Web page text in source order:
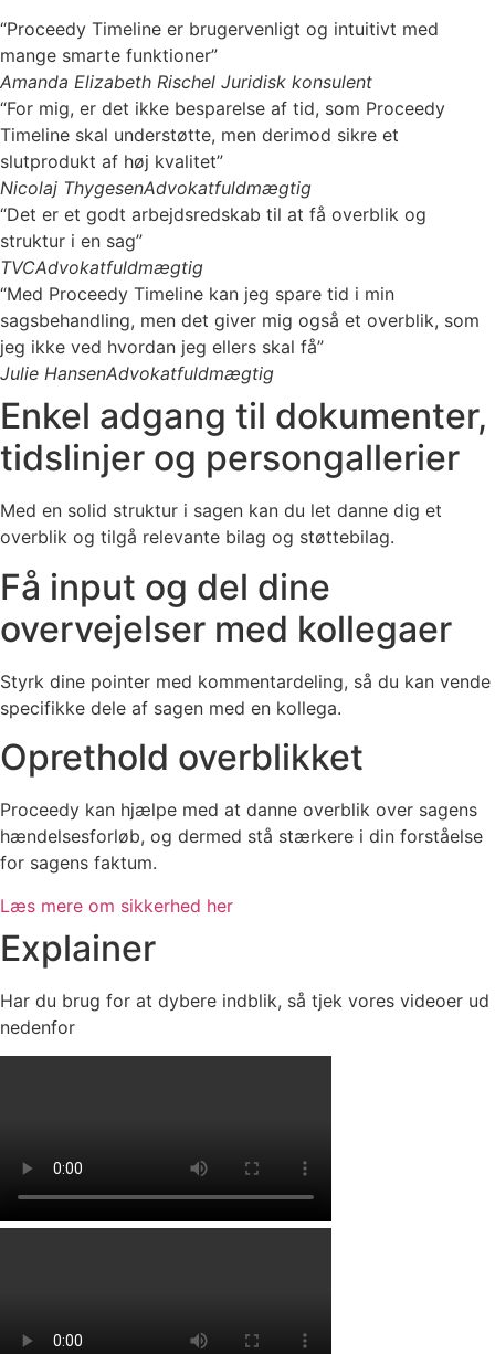
“Proceedy Timeline er brugervenligt og intuitivt med
mange smarte funktioner”
Amanda Elizabeth Rischel Juridisk konsulent
“For mig, er det ikke besparelse af tid, som Proceedy
Timeline skal understøtte, men derimod sikre et
slutprodukt af høj kvalitet”
Nicolaj ThygesenAdvokatfuldmægtig
“Det er et godt arbejdsredskab til at få overblik og
struktur i en sag”
TVCAdvokatfuldmægtig
“Med Proceedy Timeline kan jeg spare tid i min
sagsbehandling, men det giver mig også et overblik, som
jeg ikke ved hvordan jeg ellers skal få”
Julie HansenAdvokatfuldmægtig
Enkel adgang til dokumenter,
tidslinjer og persongallerier​
Med en solid struktur i sagen kan du let danne dig et
overblik og tilgå relevante bilag og støttebilag.
Få input og del dine
overvejelser med kollegaer​
Styrk dine pointer med kommentardeling, så du kan vende
specifikke dele af sagen med en kollega.
Oprethold overblikket
Proceedy kan hjælpe med at danne overblik over sagens
hændelsesforløb, og dermed stå stærkere i din forståelse
for sagens faktum.
Læs mere om sikkerhed her
Explainer
Har du brug for at dybere indblik, så tjek vores videoer ud
nedenfor